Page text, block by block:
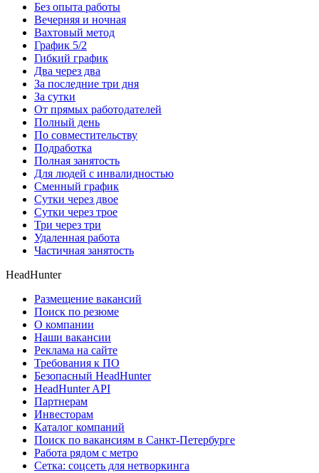
Без опыта работы
Вечерняя и ночная
Вахтовый метод
График 5/2
Гибкий график
Два через два
За последние три дня
За сутки
От прямых работодателей
Полный день
По совместительству
Подработка
Полная занятость
Для людей с инвалидностью
Сменный график
Сутки через двое
Сутки через трое
Три через три
Удаленная работа
Частичная занятость
HeadHunter
Размещение вакансий
Поиск по резюме
О компании
Наши вакансии
Реклама на сайте
Требования к ПО
Безопасный HeadHunter
HeadHunter API
Партнерам
Инвесторам
Каталог компаний
Поиск по вакансиям в Санкт-Петербурге
Работа рядом с метро
Сетка: соцсеть для нетворкинга